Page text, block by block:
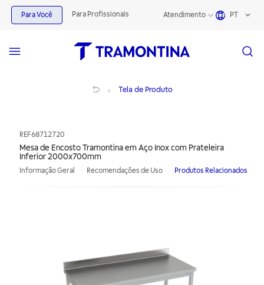
Para Você Para Profissionais Atendimento PT
Tela de Produto
REF68712720
Mesa de Encosto Tramontina em Aço Inox com Prateleira
Inferior 2000x700mm
Informação Geral Recomendações de Uso Produtos Relacionados